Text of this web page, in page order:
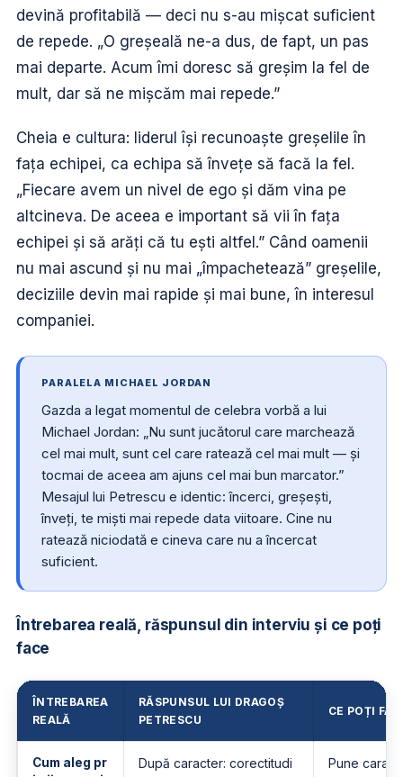
devină profitabilă — deci nu s-au mișcat suficient
de repede. „O greșeală ne-a dus, de fapt, un pas
mai departe. Acum îmi doresc să greșim la fel de
mult, dar să ne mișcăm mai repede.”
Cheia e cultura: liderul își recunoaște greșelile în
fața echipei, ca echipa să învețe să facă la fel.
„Fiecare avem un nivel de ego și dăm vina pe
altcineva. De aceea e important să vii în fața
echipei și să arăți că tu ești altfel.” Când oamenii
nu mai ascund și nu mai „împachetează” greșelile,
deciziile devin mai rapide și mai bune, în interesul
companiei.
PARALELA MICHAEL JORDAN
Gazda a legat momentul de celebra vorbă a lui
Michael Jordan: „Nu sunt jucătorul care marchează
cel mai mult, sunt cel care ratează cel mai mult — și
tocmai de aceea am ajuns cel mai bun marcator.”
Mesajul lui Petrescu e identic: încerci, greșești,
înveți, te miști mai repede data viitoare. Cine nu
ratează niciodată e cineva care nu a încercat
suficient.
Întrebarea reală, răspunsul din interviu și ce poți
face
ÎNTREBAREA
REALĂ
RĂSPUNSUL LUI DRAGOȘ
PETRESCU
CE POȚI
Cum aleg pr
După caracter: corectitudi
Pune